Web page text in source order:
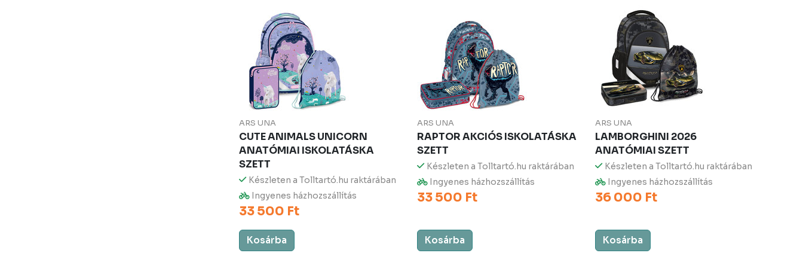
ARS UNA
CUTE ANIMALS UNICORN
ANATÓMIAI ISKOLATÁSKA
SZETT
Készleten a Tolltartó.hu raktárában
Ingyenes házhozszállítás
33 500 Ft
Kosárba
ARS UNA
RAPTOR AKCIÓS ISKOLATÁSKA
SZETT
Készleten a Tolltartó.hu raktárában
Ingyenes házhozszállítás
33 500 Ft
Kosárba
ARS UNA
LAMBORGHINI 2026
ANATÓMIAI SZETT
Készleten a Tolltartó.hu raktárában
Ingyenes házhozszállítás
36 000 Ft
Kosárba